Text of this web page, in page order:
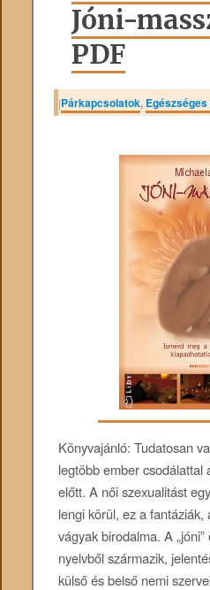
Jóni-
PDF
|Párkapcsolatok,
Könyvajánló: Tudatosan
legtöbb ember csodálattal
előtt. A női szexualitást
lengi körül, ez a fantáziák,
vágyak birodalma. A
nyelvből származik,
külső és belső nemi